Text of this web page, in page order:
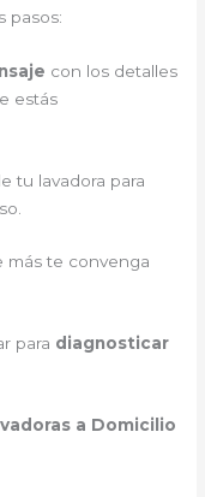
pasos:
con los detalles
estás
tu lavadora para
más te convenga
para diagnosticar
a Domicilio